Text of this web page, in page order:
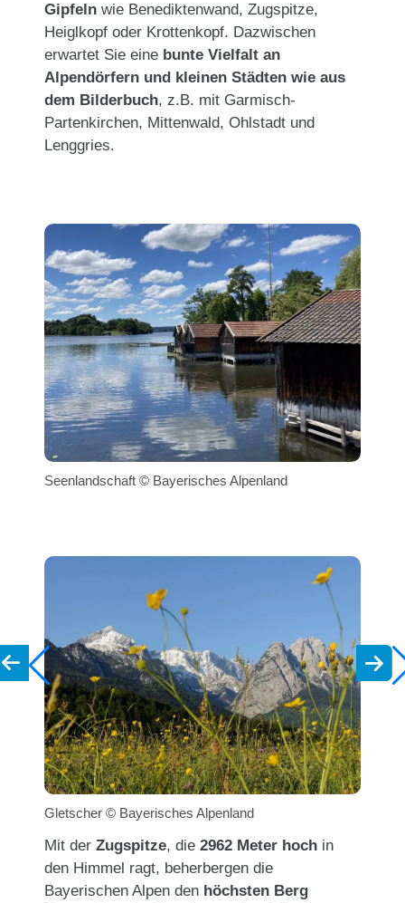
Gipfelnwie Benediktenwand, Zugspitze,
Heiglkopf oder Krottenkopf. Dazwischen
erwartet Sie eine bunte Vielfalt an
Alpendörfern und kleinen Städten wie aus
dem Bilderbuch, z.B. mit Garmisch-
Partenkirchen, Mittenwald, Ohlstadt und
Lenggries.
Seenlandschaft © Bayerisches Alpenland
Gletscher © Bayerisches Alpenland
Mit derZugspitze, die 2962 Meter hochin
den Himmel ragt, beherbergen die
Bayerischen Alpen den höchsten Berg